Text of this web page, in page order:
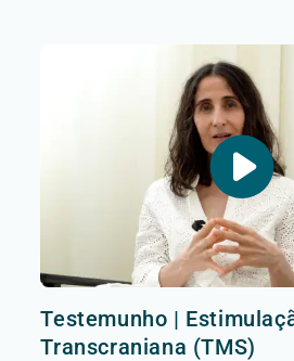
Testemunho |
Transcraniana (TMS)